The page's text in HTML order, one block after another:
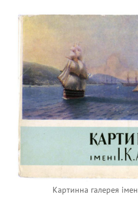
Картинна галерея